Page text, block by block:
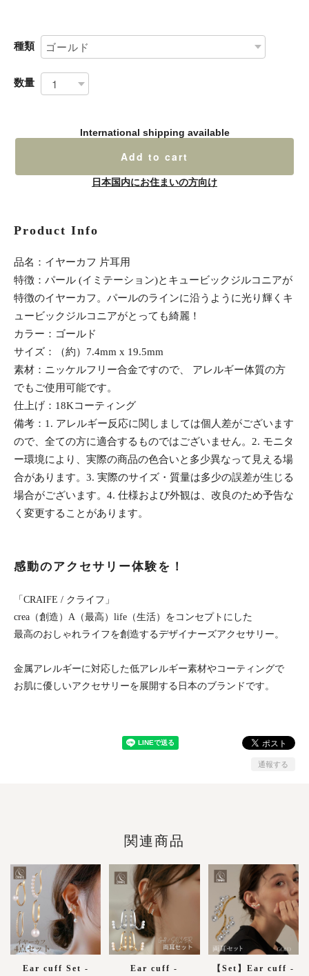
種類
数量
International shipping available
Add to cart
日本国内にお住まいの方向け
Product Info
品名：イヤーカフ 片耳用
特徴：パール (イミテーション)とキュービックジルコニアが
特徴のイヤーカフ。パールのラインに沿うように光り輝くキ
ュービックジルコニアがとっても綺麗！
カラー：ゴールド
サイズ：（約）7.4mm x 19.5mm
素材：ニッケルフリー合金ですので、 アレルギー体質の方
でもご使用可能です。
仕上げ：18Kコーティング
備考：1. アレルギー反応に関しましては個人差がございます
ので、全ての方に適合するものではございません。2. モニタ
ー環境により、実際の商品の色合いと多少異なって見える場
合があります。3. 実際のサイズ・質量は多少の誤差が生じる
場合がございます。4. 仕様および外観は、改良のため予告な
く変更することがあります。
感動のアクセサリー体験を！
「CRAIFE / クライフ」
crea（創造）A（最高）life（生活）をコンセプトにした
最高のおしゃれライフを創造するデザイナーズアクセサリー。
金属アレルギーに対応した低アレルギー素材やコーティングで
お肌に優しいアクセサリーを展開する日本のブランドです。
通報する
関連商品
Ear cuff Set -
Ear cuff -
【Set】Ear cuff -